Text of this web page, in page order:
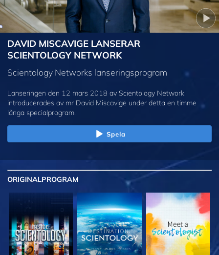
DAVID MISCAVIGE LANSERAR
SCIENTOLOGY NETWORK
Scientology Networks lanseringsprogram
Lanseringen den 12 mars 2018 av Scientology Network
introducerades av mr David Miscavige under detta en timme
långa specialprogram.
Spela
ORIGINALPROGRAM